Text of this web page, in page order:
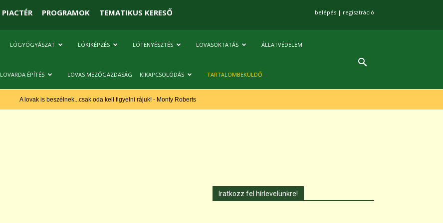
PIACTÉR PROGRAMOK TEMATIKUS KERESŐ belépés | regisztráció
LÓGYÓGYÁSZAT LÓKIKÉPZÉS LÓTENYÉSZTÉS LOVASOKTATÁS ÁLLATVÉDELEM
LOVARDA ÉPÍTÉS LOVAS MEZŐGAZDASÁG KIKAPCSOLÓDÁS TARTALOMBEKÜLDŐ
A lovak is beszélnek...csak oda kell figyelni rájuk! - Monty Roberts
Iratkozz fel hírlevelünkre!